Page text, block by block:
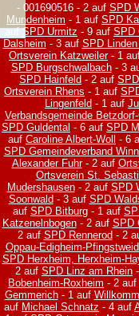
- 001690516 - 2 auf SPD
Mundenheim - 1 auf SPD
aufSPD Urmitz - 9 auf SPD
Dalsheim - 3 auf SPD
Ortsverein Katzweiler- 1
SPD Burgschwalbach- 3
SPD Hainfeld - 2 auf
Ortsverein Rhens - 1 auf
Lingenfeld - 1 auf
Verbandsgemeinde
SPD Guldental - 6 auf SPD
auf Caroline Albert-Woll
- 6
SPD Gemeindeverband
Alexander Fuhr- 2 auf
Ortsverein St.
Mudershausen- 2 auf SPD
Soonwald - 3 auf SPD
auf SPD Bitburg - 1 auf
Katzenelnbogen- 2 auf SPD
2 auf SPD Rennerod - 2
Oppau-Edigheim-
SPD Herxheim, Herxheim-
2 auf SPD Linz am Rhein
Bobenheim-Roxheim - 2 auf
Gemmerich- 1 auf
auf Michael Schnatz - 4 auf